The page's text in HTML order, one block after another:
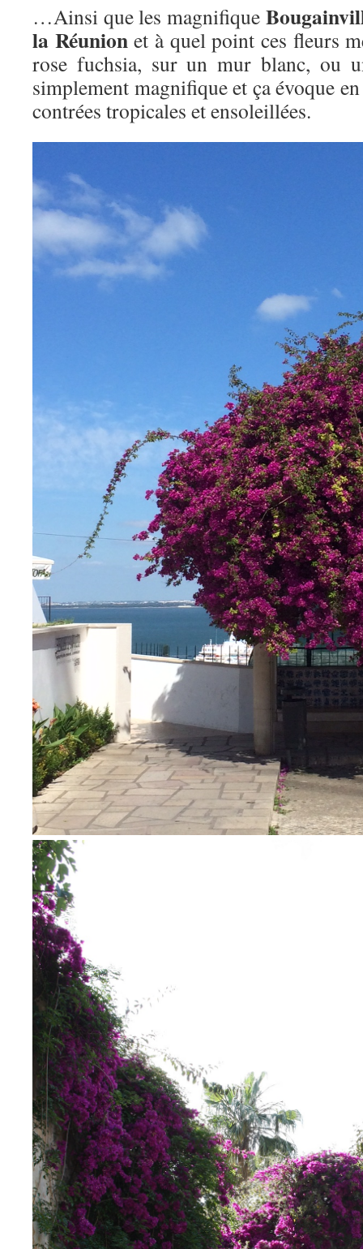
…Ainsi que les magnifique
la Réunionet à quel point ces fleurs
rose fuchsia, sur un mur blanc, ou
simplement magnifique et ça évoque
contrées tropicales et ensoleillées.